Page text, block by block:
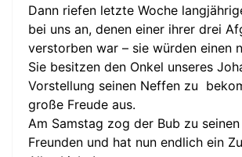
Dann riefen letzte Woche
bei uns an, denen einer ihrer drei
verstorben war – sie würden einen
Sie besitzen den Onkel unseres
Vorstellung seinen Neffen zu
große Freude aus.
Am Samstag zog der Bub zu
Freunden und hat nun endlich ein